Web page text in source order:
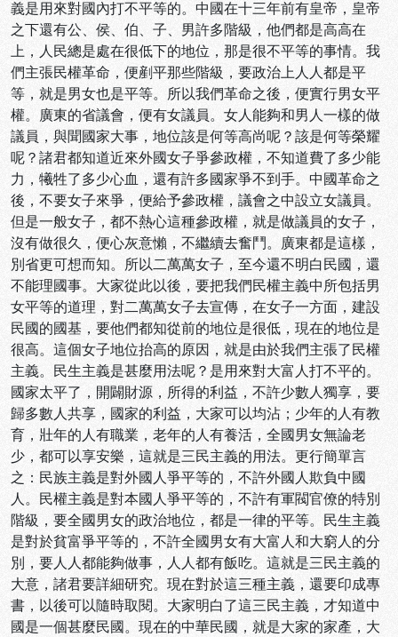
義是用來對國內打不平等的。中國在十三年前有皇帝，皇帝
之下還有公、侯、伯、子、男許多階級，他們都是高高在
上，人民總是處在很低下的地位，那是很不平等的事情。我
們主張民權革命，便剷平那些階級，要政治上人人都是平
等，就是男女也是平等。所以我們革命之後，便實行男女平
權。廣東的省議會，便有女議員。女人能夠和男人一樣的做
議員，與聞國家大事，地位該是何等高尚呢？該是何等榮耀
呢？諸君都知道近來外國女子爭參政權，不知道費了多少能
力，犧牲了多少心血，還有許多國家爭不到手。中國革命之
後，不要女子來爭，便給予參政權，議會之中設立女議員。
但是一般女子，都不熱心這種參政權，就是做議員的女子，
沒有做很久，便心灰意懶，不繼續去奮鬥。廣東都是這樣，
別省更可想而知。所以二萬萬女子，至今還不明白民國，還
不能理國事。大家從此以後，要把我們民權主義中所包括男
女平等的道理，對二萬萬女子去宣傳，在女子一方面，建設
民國的國基，要他們都知從前的地位是很低，現在的地位是
很高。這個女子地位抬高的原因，就是由於我們主張了民權
主義。民生主義是甚麼用法呢？是用來對大富人打不平的。
國家太平了，開闢財源，所得的利益，不許少數人獨享，要
歸多數人共享，國家的利益，大家可以均沾；少年的人有教
育，壯年的人有職業，老年的人有養活，全國男女無論老
少，都可以享安樂，這就是三民主義的用法。更行簡單言
之：民族主義是對外國人爭平等的，不許外國人欺負中國
人。民權主義是對本國人爭平等的，不許有軍閥官僚的特別
階級，要全國男女的政治地位，都是一律的平等。民生主義
是對於貧富爭平等的，不許全國男女有大富人和大窮人的分
別，要人人都能夠做事，人人都有飯吃。這就是三民主義的
大意，諸君要詳細研究。現在對於這三種主義，還要印成專
書，以後可以隨時取閱。大家明白了這三民主義，才知道中
國是一個甚麼民國。現在的中華民國，就是大家的家產，大